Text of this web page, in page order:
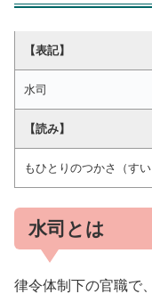
【表記】
水司
【読み】
もひとりのつかさ（す
水司とは
律令体制下の官職で